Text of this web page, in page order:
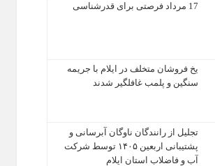
17 مرداد فرصتی برای قدرشناسی
یخ‌ فروشان متخلف در ایلام با جریمه
سنگین و پلمب غافلگیر شدند
تجلیل از رانندگان ناوگان آبرسانی و
پشتیبانی اربعین ۱۴۰۵ توسط شرکت
آب و فاضلاب استان ایلام